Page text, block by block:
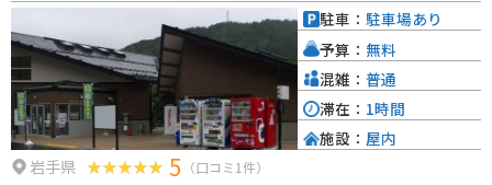
岩手県 5 （口コミ1件）
駐車： 駐車場あり
予算： 無料
混雑： 普通
滞在： 1時間
施設： 屋内